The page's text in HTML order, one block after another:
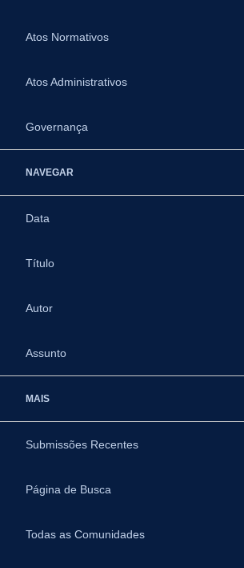
Atos Normativos
Atos Administrativos
Governança
NAVEGAR
Data
Título
Autor
Assunto
MAIS
Submissões Recentes
Página de Busca
Todas as Comunidades